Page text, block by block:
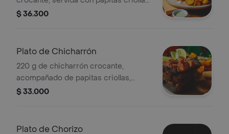
arepitas fritas tostadas y crema agria
$ 36.300
Plato de Chicharrón
220 g de chicharrón crocante,
acompañado de papitas criollas,
arepitas fritas tostadas y crema agria
$ 33.000
Plato de Chorizo